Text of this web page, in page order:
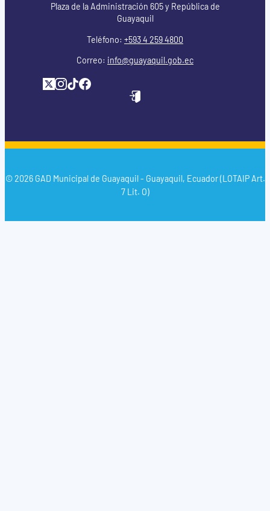
Plaza de la Administración 605 y República de
Guayaquil
Teléfono: +593 4 259 4800
Correo: info@guayaquil.gob.ec
© 2026 GAD Municipal de Guayaquil - Guayaquil, Ecuador (LOTAIP Art.
7 Lit. O)